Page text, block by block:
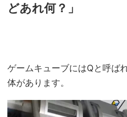
どあれ何？」
ゲームキューブにはQと呼ば
体があります。